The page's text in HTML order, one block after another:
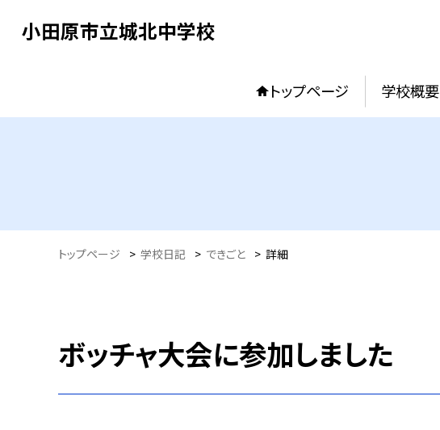
小田原市立城北中学校
トップページ 学校概要
トップページ > 学校日記 > できごと > 詳細
ボッチャ大会に参加しました